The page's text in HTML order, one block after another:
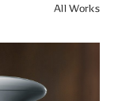
All Works